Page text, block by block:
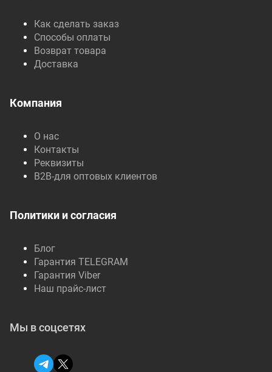
Как сделать заказ
Способы оплаты
Возврат товара
Доставка
Компания
О нас
Контакты
Реквизиты
B2B-для оптовых клиентов
Политики и согласия
Блог
Гарантия TELEGRAM
Гарантия Viber
Наш прайс-лист
Мы в соцсетях